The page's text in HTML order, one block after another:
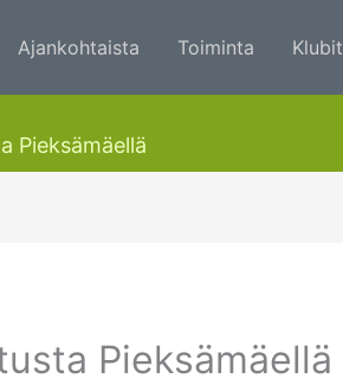
Ajankohtaista Toiminta Klubit
Pieksämäellä
Pieksämäellä